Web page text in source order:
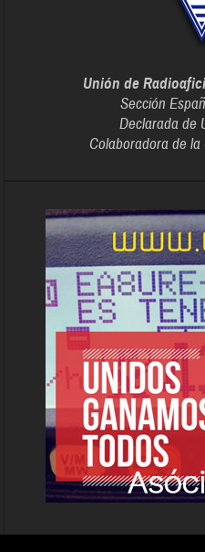
Unión de
Sección
Declarada de
Colaboradora de